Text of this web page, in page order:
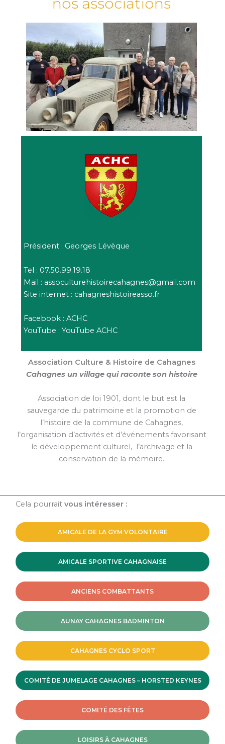
Président : Georges Lévèque
Tel : 07.50.99.19.18
Mail : assoculturehistoirecahagnes@gmail.com
Site internet : cahagneshistoireasso.fr
Facebook :ACHC
YouTube :YouTube ACHC
Association Culture & Histoire de Cahagnes
Cahagnes un village qui raconte son histoire
Association de loi 1901, dont le but est la
sauvegarde du patrimoine et la promotion de
l’histoire de la commune de Cahagnes,
l’organisation d’activités et d’événements favorisant
le développement culturel, l’archivage et la
conservation de la mémoire.
Cela pourraitvous intéresser :
AMICALE DE LA GYM VOLONTAIRE
AMICALE SPORTIVE CAHAGNAISE
ANCIENS COMBATTANTS
AUNAY CAHAGNES BADMINTON
CAHAGNES CYCLO SPORT
COMITÉ DE JUMELAGE CAHAGNES – HORSTED KEYNES
COMITÉ DES FÊTES
LOISIRS À CAHAGNES